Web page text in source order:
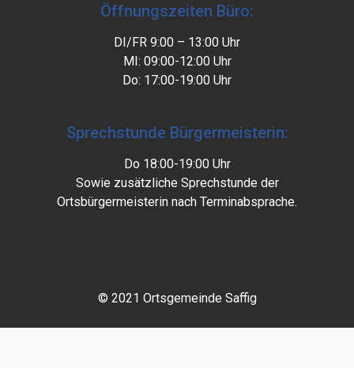
Öffnungszeiten Büro:
DI/FR 9:00 – 13:00 Uhr
MI: 09:00-12:00 Uhr
Do: 17:00-19:00 Uhr
Sprechstunde Bürgermeisterin:
Do 18:00-19:00 Uhr
Sowie zusätzliche Sprechstunde der
Ortsbürgermeisterin nach Terminabsprache.
© 2021 Ortsgemeinde Saffig